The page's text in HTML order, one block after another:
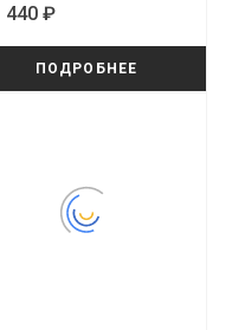
440 ₽
ПОДРОБНЕЕ